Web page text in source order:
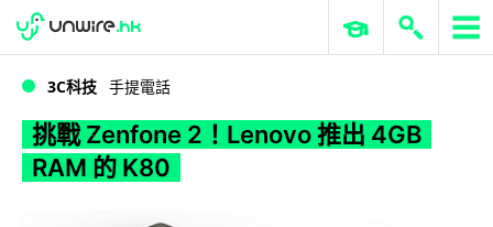
WWDC 2026 ERP 與商業 AI
3C科技 手提電話
挑戰 Zenfone 2！Lenovo 推出 4GB
RAM 的 K80